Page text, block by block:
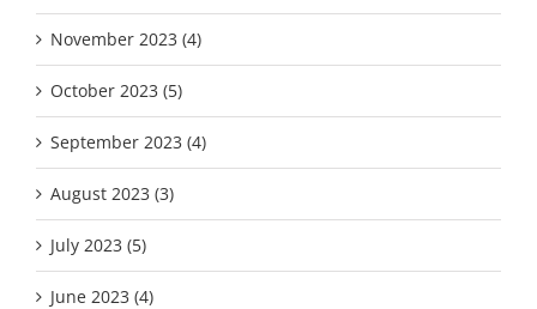
November 2023 (4)
October 2023 (5)
September 2023 (4)
August 2023 (3)
July 2023 (5)
June 2023 (4)